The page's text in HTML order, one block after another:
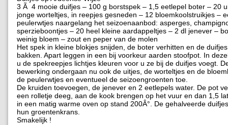
3 Ã 4 mooie duifjes – 100 g borstspek – 1,5 eetlepel boter – 20
jonge worteltjes, in reepjes gesneden – 12 bloemkoolstruikjes –
peulerwtjes naargelang het seizoenaanbod: asperges,
sperzieboontjes – 20 heel kleine aardappeltjes – 2 dl jenever –
weinig bloem – zout en peper van de molen
Het spek in kleine blokjes snijden, de boter verhitten en de
bakken. Apart leggen in een bij voorkeur aarden stoofpot. In
u de spekreepjes lichtjes kleuren voor u ze bij de duifjes voegt.
bewerking ondergaan nu ook de uitjes, de worteltjes en de
de peulerwtjes en eventueel de seizoengroenten toe.
De kruiden toevoegen, de jenever en 2 eetlepels water. De pot
een rolletje deeg, aan de kook brengen op het vuur en dan 1,5
in een matig warme oven op stand 200Â°. De gehalveerde
hun groentenkrans.
Smakelijk !